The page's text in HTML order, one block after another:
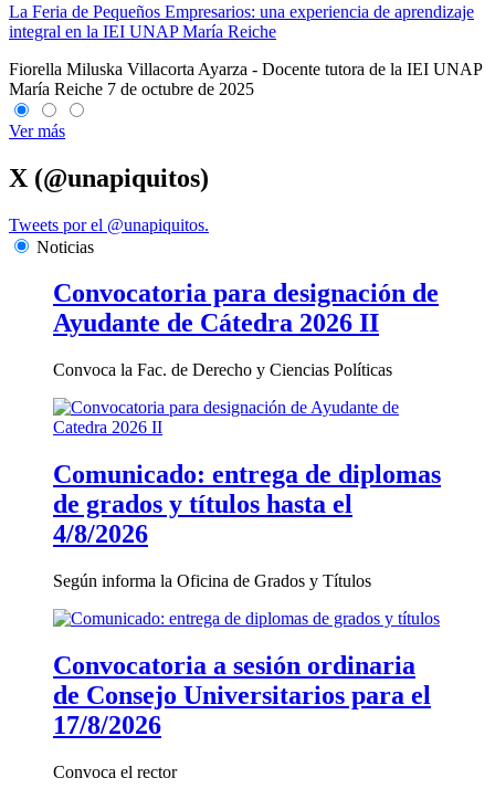
La Feria de Pequeños Empresarios: una experiencia de aprendizaje
integral en la IEI UNAP María Reiche
Fiorella Miluska Villacorta Ayarza - Docente tutora de la IEI UNAP
María Reiche 7 de octubre de 2025
Ver más
X (@unapiquitos)
Tweets por el @unapiquitos.
Noticias
Convocatoria para designación de
Ayudante de Cátedra 2026 II
Convoca la Fac. de Derecho y Ciencias Políticas
Comunicado: entrega de diplomas
de grados y títulos hasta el
4/8/2026
Según informa la Oficina de Grados y Títulos
Convocatoria a sesión ordinaria
de Consejo Universitarios para el
17/8/2026
Convoca el rector